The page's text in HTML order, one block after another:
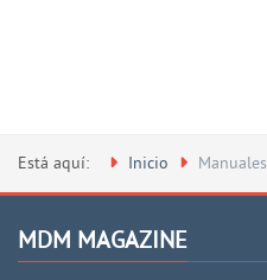
Está aquí: Inicio Manuales
MDM MAGAZINE